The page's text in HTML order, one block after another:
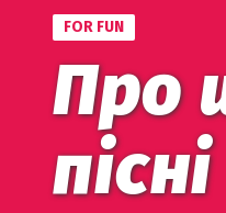
FOR FUN
Про